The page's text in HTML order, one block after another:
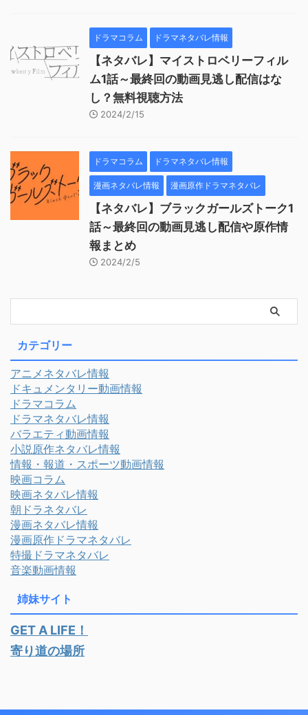
ドラマコラム ドラマネタバレ情報
【ネタバレ】マイストロベリーフィル
ム1話～最終回の動画見逃し配信はな
し？無料視聴方法
2024/2/15
ドラマコラム ドラマネタバレ情報
漫画ネタバレ情報 漫画原作ドラマネタバレ
【ネタバレ】ブラックガールズトーク1
話～最終回の動画見逃し配信や原作情
報まとめ
2024/2/5
カテゴリー
アニメネタバレ情報
ドキュメンタリー動画情報
ドラマコラム
ドラマネタバレ情報
バラエティ動画情報
小説原作ネタバレ情報
情報・報道・スポーツ動画情報
映画コラム
映画ネタバレ情報
朝ドラネタバレ
漫画ネタバレ情報
漫画原作ドラマネタバレ
特撮ドラマネタバレ
音楽動画情報
姉妹サイト
GET A LIFE！
寄り道の場所